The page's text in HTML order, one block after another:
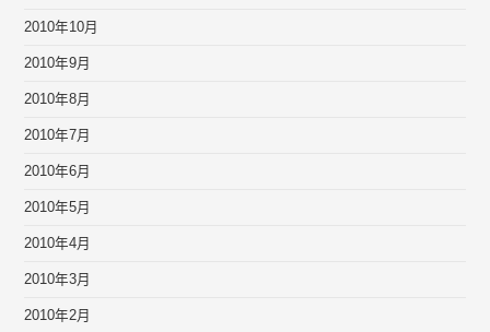
2010年10月
2010年9月
2010年8月
2010年7月
2010年6月
2010年5月
2010年4月
2010年3月
2010年2月